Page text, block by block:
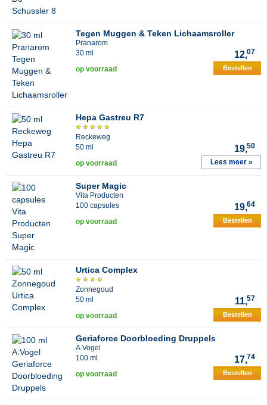
Tegen Muggen & Teken Lichaamsroller
Pranarom
30 ml
12,07
op voorraad Bestellen
Hepa Gastreu R7
Reckeweg
50 ml
19,50
op voorraad Lees meer »
Super Magic
Vita Producten
100 capsules
19,64
op voorraad Bestellen
Urtica Complex
Zonnegoud
50 ml
11,57
op voorraad Bestellen
Geriaforce Doorbloeding Druppels
A.Vogel
100 ml
17,74
op voorraad Bestellen